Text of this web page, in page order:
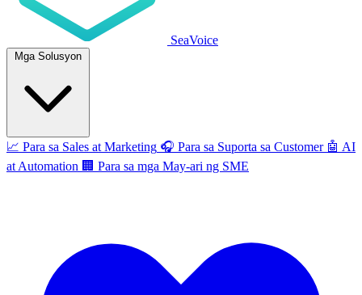
SeaVoice
Mga Solusyon
📈 Para sa Sales at Marketing 🎧 Para sa Suporta sa Customer 🤖 AI
at Automation 🏢 Para sa mga May-ari ng SME